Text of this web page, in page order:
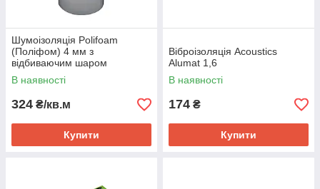
Ізоляція підлог, порогів, бічних стінок
багажників, дверей;
Теплоізоляції обшивки;
Шумоізоляція Polifoam
(Поліфом) 4 мм з
відбиваючим шаром
самоклеюча
В наявності
324 ₴/кв.м
Купити
Віброізоляція Acoustics
Alumat 1,6
В наявності
174 ₴
Купити